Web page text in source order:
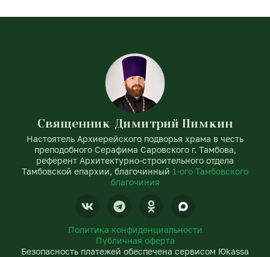
Священник Димитрий Пимкин
Настоятель Архиерейского подворья храма в честь
преподобного Серафима Саровского г. Тамбова,
референт Архитектурно-строительного отдела
Тамбовской епархии, благочинный 1-ого Тамбовского
благочиния
V
k
T
e
e
g
O
d
o
k
Политика конфиденциальности
Публичная оферта
Безопасность платежей обеспечена сервисом Юkassa